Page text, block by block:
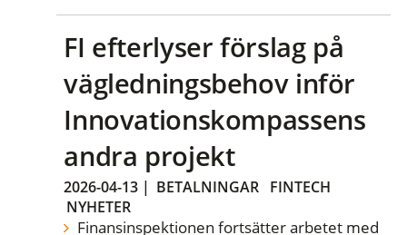
FI efterlyser förslag på
vägledningsbehov inför
Innovationskompassens
andra projekt
2026-04-13 | BETALNINGAR FINTECH
NYHETER
Finansinspektionen fortsätter arbetet med